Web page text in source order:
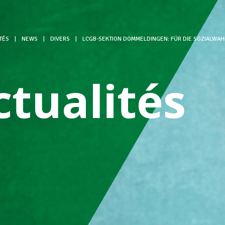
NEWS DIVERS LCGB-SEKTION DOMMELDINGEN: FÜR DIE